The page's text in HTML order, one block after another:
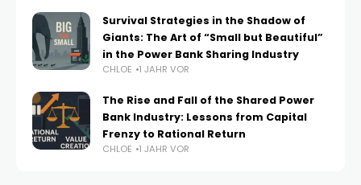
Survival Strategies in the Shadow of
Giants: The Art of “Small but Beautiful”
in the Power Bank Sharing Industry
CHLOE 1 JAHR VOR
The Rise and Fall of the Shared Power
Bank Industry: Lessons from Capital
Frenzy to Rational Return
CHLOE 1 JAHR VOR